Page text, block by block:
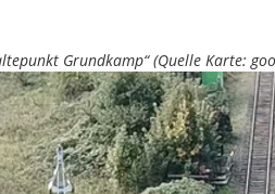
Grundkamp“ (Quelle Karte: